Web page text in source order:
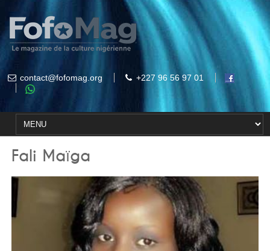
contact@fofomag.org +227 96 56 97 01
Fali Maïga